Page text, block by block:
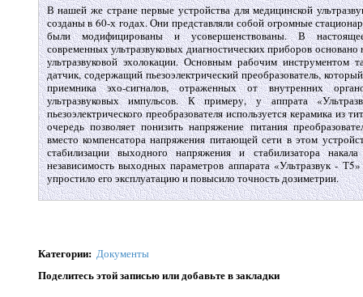
В нашей же стране первые устройства для медицинской
созданы в 60-х годах. Они представляли собой огромные
были модифицированы и усовершенствованы. В
современных ультразвуковых диагностических приборов
ультразвуковой эхолокации. Основным рабочим инструментом
датчик, содержащий пьезоэлектрический преобразователь,
приемника эхо-сигналов, отраженных от внутренних
ультразвуковых импульсов. К примеру, у аппрата
пьезоэлектрического преобразователя используется керамика из
очередь позволяет понизить напряжение питания
вместо компенсатора напряжения питающей сети в этом
стабилизации выходного напряжения и стабилизатора
независимость выходных параметров аппарата «Ультразвук -
упростило его эксплуатацию и повысило точность дозиметрии.
Категории: Документы
Поделитесь этой записью или добавьте в закладки